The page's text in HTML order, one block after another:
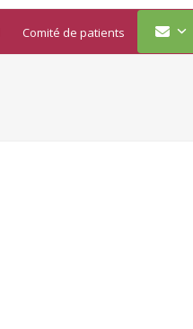
Comité de patients